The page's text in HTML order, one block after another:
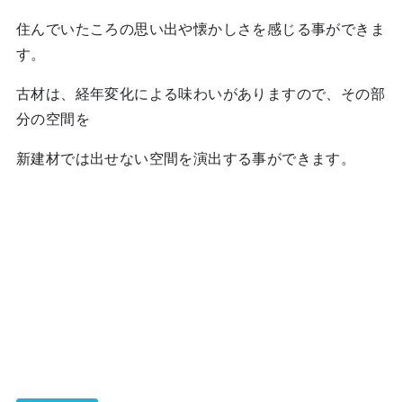
住んでいたころの思い出や懐かしさを感じる事ができま
す。
古材は、経年変化による味わいがありますので、その部
分の空間を
新建材では出せない空間を演出する事ができます。